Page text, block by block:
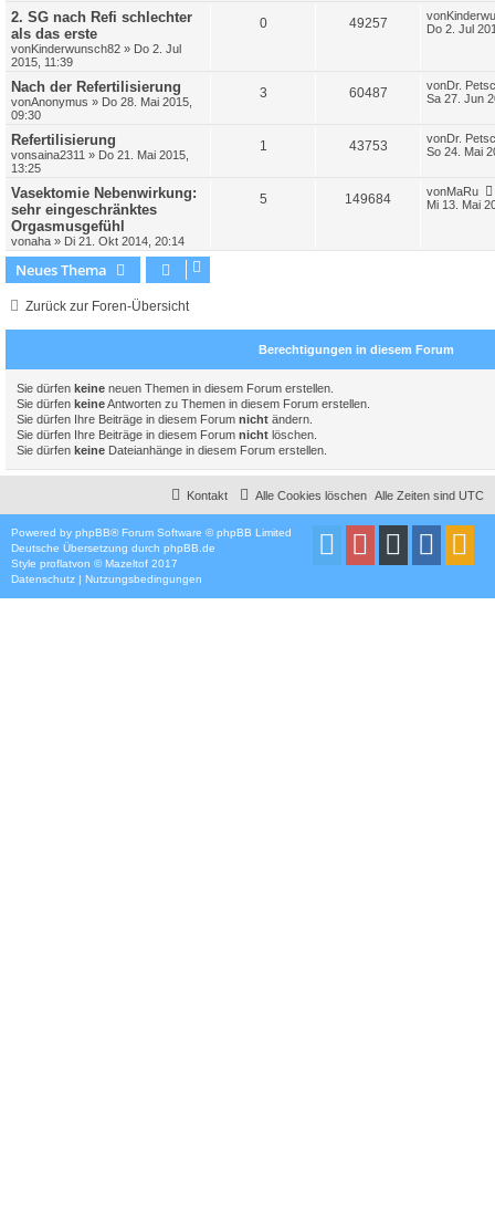
2. SG nach Refi schlechter
als das erste
vonKinderwunsch82 » Do 2. Jul
2015, 11:39
0 49257 von
Do 2. Jul
Nach der Refertilisierung
vonAnonymus » Do 28. Mai 2015,
09:30
3 60487 vonDr.
Sa 27. Jun
Refertilisierung
vonsaina2311 » Do 21. Mai 2015,
13:25
1 43753 vonDr.
So 24. Mai
Vasektomie Nebenwirkung:
sehr eingeschränktes
Orgasmusgefühl
vonaha » Di 21. Okt 2014, 20:14
5 149684 vonMaRu
Mi 13. Mai
Neues Thema
Zurück zur Foren-Übersicht
Berechtigungen in diesem Forum
Sie dürfen keine neuen Themen in diesem Forum erstellen.
Sie dürfen keineAntworten zu Themen in diesem Forum erstellen.
Sie dürfen Ihre Beiträge in diesem Forum nicht ändern.
Sie dürfen Ihre Beiträge in diesem Forum nicht löschen.
Sie dürfen keine Dateianhänge in diesem Forum erstellen.
Alle Zeiten sind UTC
Alle Cookies löschen
Kontakt
Powered by phpBB® Forum Software © phpBB Limited
Deutsche Übersetzung durch phpBB.de
Style proflatvon ©Mazeltof 2017
Datenschutz | Nutzungsbedingungen